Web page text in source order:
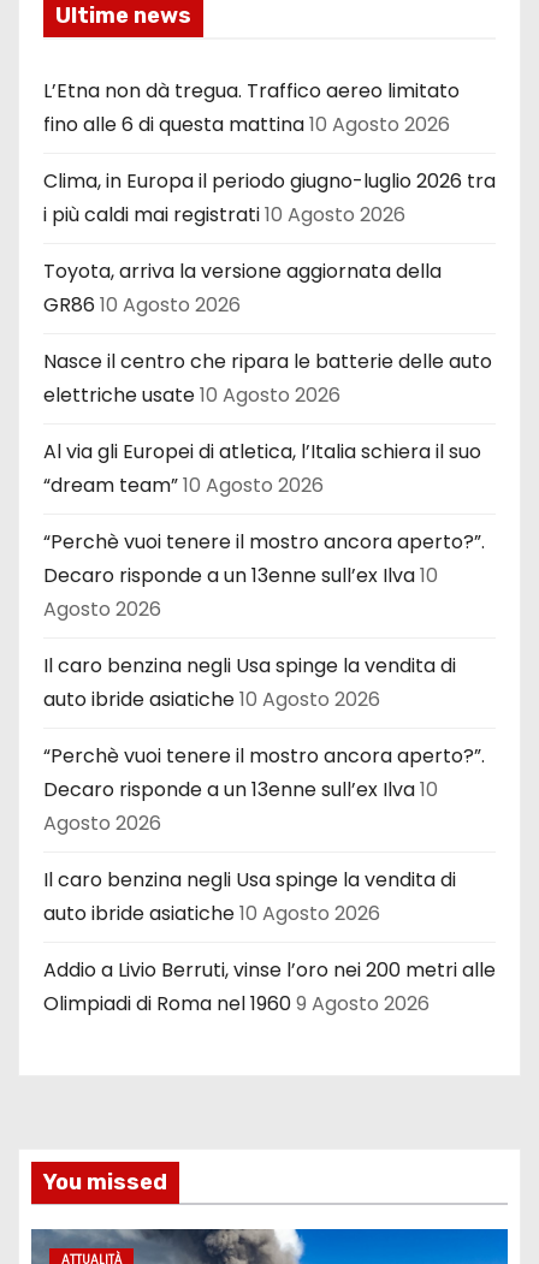
Ultime news
L’Etna non dà tregua. Traffico aereo limitato
fino alle 6 di questa mattina10 Agosto 2026
Clima, in Europa il periodo giugno-luglio 2026 tra
i più caldi mai registrati10 Agosto 2026
Toyota, arriva la versione aggiornata della
GR86 10 Agosto 2026
Nasce il centro che ripara le batterie delle auto
elettriche usate10 Agosto 2026
Al via gli Europei di atletica, l’Italia schiera il suo
“dream team”10 Agosto 2026
“Perchè vuoi tenere il mostro ancora aperto?”.
Decaro risponde a un 13enne sull’ex Ilva10
Agosto 2026
Il caro benzina negli Usa spinge la vendita di
auto ibride asiatiche10 Agosto 2026
“Perchè vuoi tenere il mostro ancora aperto?”.
Decaro risponde a un 13enne sull’ex Ilva10
Agosto 2026
Il caro benzina negli Usa spinge la vendita di
auto ibride asiatiche10 Agosto 2026
Addio a Livio Berruti, vinse l’oro nei 200 metri alle
Olimpiadi di Roma nel 19609 Agosto 2026
You missed
ATTUALITÀ